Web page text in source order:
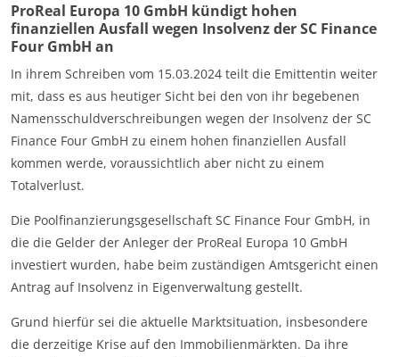
ProReal Europa 10 GmbH kündigt hohen
finanziellen Ausfall wegen Insolvenz der SC Finance
Four GmbH an
In ihrem Schreiben vom 15.03.2024 teilt die Emittentin weiter
mit, dass es aus heutiger Sicht bei den von ihr begebenen
Namensschuldverschreibungen wegen der Insolvenz der SC
Finance Four GmbH zu einem hohen finanziellen Ausfall
kommen werde, voraussichtlich aber nicht zu einem
Totalverlust.
Die Poolfinanzierungsgesellschaft SC Finance Four GmbH, in
die die Gelder der Anleger der ProReal Europa 10 GmbH
investiert wurden, habe beim zuständigen Amtsgericht einen
Antrag auf Insolvenz in Eigenverwaltung gestellt.
Grund hierfür sei die aktuelle Marktsituation, insbesondere
die derzeitige Krise auf den Immobilienmärkten. Da ihre